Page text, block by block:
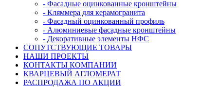
- Фасадные оцинкованные кронштейны
- Кляммера для керамогранита
- Фасадный оцинкованный профиль
- Алюминиевые фасадные кронштейны
- Декоративные элементы НФС
СОПУТСТВУЮЩИЕ ТОВАРЫ
НАШИ ПРОЕКТЫ
КОНТАКТЫ КОМПАНИИ
КВАРЦЕВЫЙ АГЛОМЕРАТ
РАСПРОДАЖА ПО АКЦИИ